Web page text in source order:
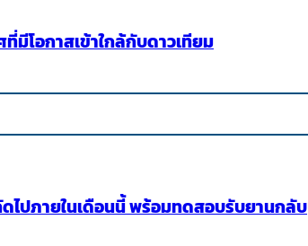
มีโอกาสเข้าใกล้กับดาวเทียม
ไปภายในเดือนนี้ พร้อมทดสอบรับยานกลับ